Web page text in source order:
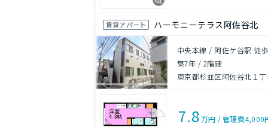
賃貸アパート ハーモニーテラス阿佐谷北
中央本線 / 阿佐ケ谷駅 徒
築7年 / 2階建
東京都杉並区阿佐谷北１丁
7.8万円 /管理費4,000